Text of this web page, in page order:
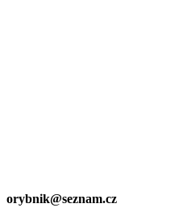
orybnik@seznam.cz